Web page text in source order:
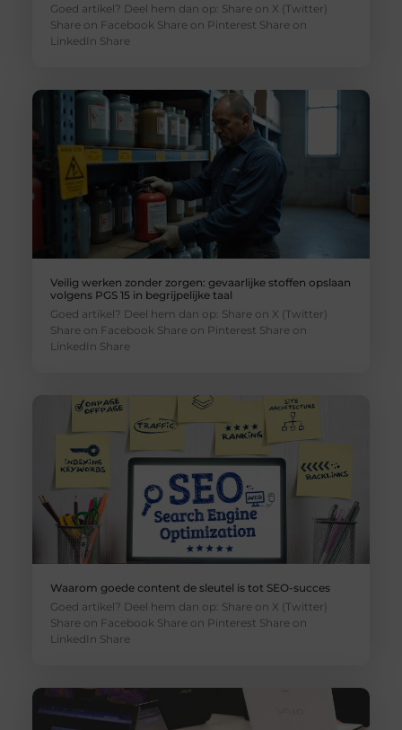
Goed artikel? Deel hem dan op: Share on X (Twitter)
Share on Facebook Share on Pinterest Share on
LinkedIn Share
Veilig werken zonder zorgen: gevaarlijke stoffen opslaan
volgens PGS 15 in begrijpelijke taal
Goed artikel? Deel hem dan op: Share on X (Twitter)
Share on Facebook Share on Pinterest Share on
LinkedIn Share
Waarom goede content de sleutel is tot SEO-succes
Goed artikel? Deel hem dan op: Share on X (Twitter)
Share on Facebook Share on Pinterest Share on
LinkedIn Share